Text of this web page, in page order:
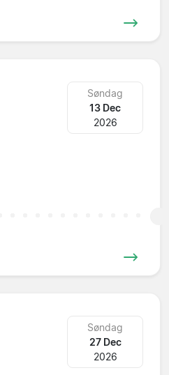
Søndag
13 Dec
2026
Søndag
27 Dec
2026